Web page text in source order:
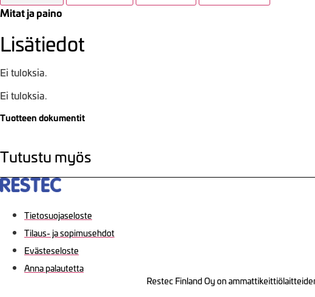
Mitat ja paino
Lisätiedot
Ei tuloksia.
Ei tuloksia.
Tuotteen dokumentit
Tutustu myös
Tietosuojaseloste
Tilaus- ja sopimusehdot
Evästeseloste
Anna palautetta
Restec Finland Oy on